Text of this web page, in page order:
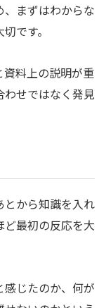
まずはわからな
です。
料上の説明が重
せではなく発見
とから知識を入れ
最初の反応を大
じたのか、何が